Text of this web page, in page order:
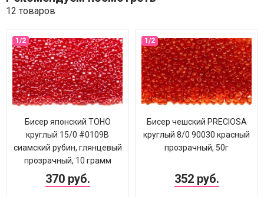
12 товаров
Бисер японский TOHO
круглый 15/0 #0109B
сиамский рубин, глянцевый
прозрачный, 10 грамм
370 руб.
Бисер чешский PRECIOSA
круглый 8/0 90030 красный
прозрачный, 50г
352 руб.